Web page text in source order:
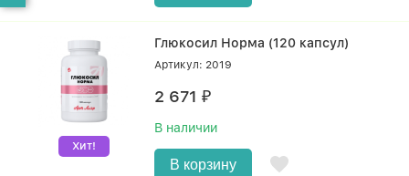
Хит!
Глюкосил Норма (120 капсул)
Артикул: 2019
2 671₽
В наличии
В корзину